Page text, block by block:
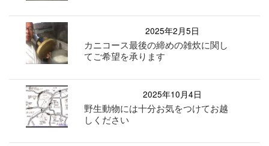
2025年2月5日
カニコース最後の締めの雑炊に関し
てご希望を承ります
2025年10月4日
野生動物には十分お気をつけてお越
しください